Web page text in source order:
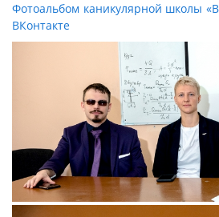
Фотоальбом каникулярной школы
ВКонтакте